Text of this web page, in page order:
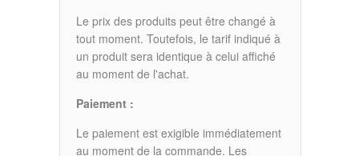
Le prix des produits peut être changé à
tout moment. Toutefois, le tarif indiqué à
un produit sera identique à celui affiché
au moment de l'achat.
Paiement :
Le paiement est exigible immédiatement
au moment de la commande. Les